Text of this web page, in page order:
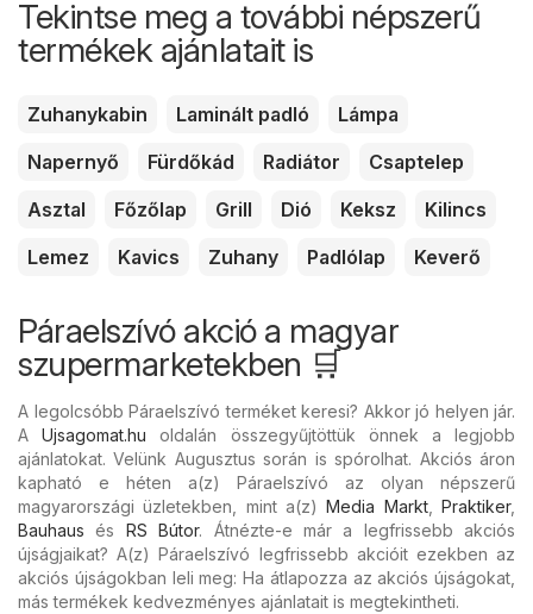
Tekintse meg a további népszerű
termékek ajánlatait is
Zuhanykabin Laminált padló
Lámpa
Napernyő
Fürdőkád Radiátor
Csaptelep
Asztal
Főzőlap Grill Dió Keksz
Kilincs
Lemez
Kavics Zuhany Padlólap Keverő
Páraelszívó akció a magyar
szupermarketekben 🛒
A legolcsóbb Páraelszívó terméket keresi? Akkor jó helyen jár.
AUjsagomat.hu oldalán összegyűjtöttük önnek a legjobb
ajánlatokat. Velünk Augusztus során is spórolhat. Akciós áron
kapható e héten a(z) Páraelszívó az olyan népszerű
magyarországi üzletekben, mint a(z)Media Markt,Praktiker,
Bauhaus és RS Bútor. Átnézte-e már a legfrissebb akciós
újságjaikat? A(z) Páraelszívó legfrissebb akcióit ezekben az
akciós újságokban leli meg: Ha átlapozza az akciós újságokat,
más termékek kedvezményes ajánlatait is megtekintheti.